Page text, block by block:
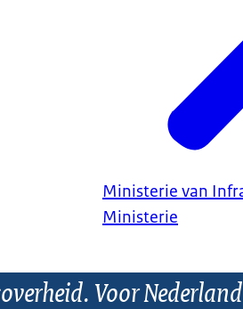
Ministerie van
Ministerie
Voor Nederland